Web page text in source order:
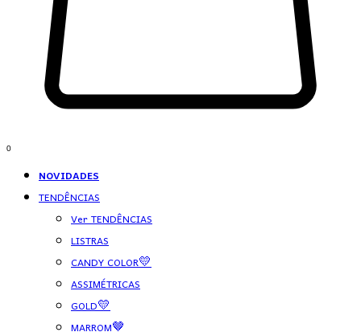
0
NOVIDADES
TENDÊNCIAS
Ver TENDÊNCIAS
LISTRAS
CANDY COLOR💛
ASSIMÉTRICAS
GOLD💛